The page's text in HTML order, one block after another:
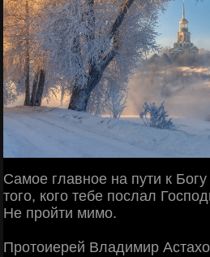
Самое главное на пути к
того, кого тебе послал
Не пройти мимо.
Протоиерей Владимир